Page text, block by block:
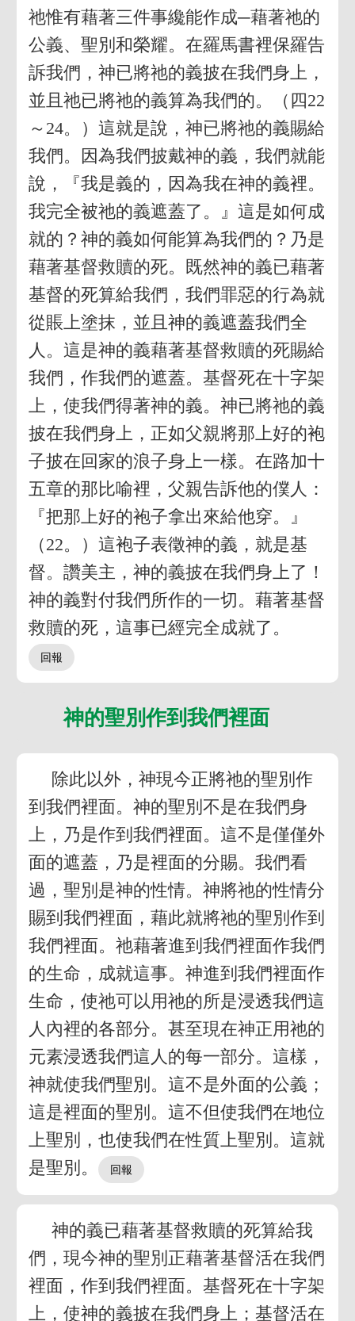
祂惟有藉著三件事纔能作成─藉著祂的
公義、聖別和榮耀。在羅馬書裡保羅告
訴我們，神已將祂的義披在我們身上，
並且祂已將祂的義算為我們的。（四22
～24。）這就是說，神已將祂的義賜給
我們。因為我們披戴神的義，我們就能
說，『我是義的，因為我在神的義裡。
我完全被祂的義遮蓋了。』這是如何成
就的？神的義如何能算為我們的？乃是
藉著基督救贖的死。既然神的義已藉著
基督的死算給我們，我們罪惡的行為就
從賬上塗抹，並且神的義遮蓋我們全
人。這是神的義藉著基督救贖的死賜給
我們，作我們的遮蓋。基督死在十字架
上，使我們得著神的義。神已將祂的義
披在我們身上，正如父親將那上好的袍
子披在回家的浪子身上一樣。在路加十
五章的那比喻裡，父親告訴他的僕人：
『把那上好的袍子拿出來給他穿。』
（22。）這袍子表徵神的義，就是基
督。讚美主，神的義披在我們身上了！
神的義對付我們所作的一切。藉著基督
救贖的死，這事已經完全成就了。
神的聖別作到我們裡面
除此以外，神現今正將祂的聖別作
到我們裡面。神的聖別不是在我們身
上，乃是作到我們裡面。這不是僅僅外
面的遮蓋，乃是裡面的分賜。我們看
過，聖別是神的性情。神將祂的性情分
賜到我們裡面，藉此就將祂的聖別作到
我們裡面。祂藉著進到我們裡面作我們
的生命，成就這事。神進到我們裡面作
生命，使祂可以用祂的所是浸透我們這
人內裡的各部分。甚至現在神正用祂的
元素浸透我們這人的每一部分。這樣，
神就使我們聖別。這不是外面的公義；
這是裡面的聖別。這不但使我們在地位
上聖別，也使我們在性質上聖別。這就
是聖別。
神的義已藉著基督救贖的死算給我
們，現今神的聖別正藉著基督活在我們
裡面，作到我們裡面。基督死在十字架
上，使神的義披在我們身上；基督活在